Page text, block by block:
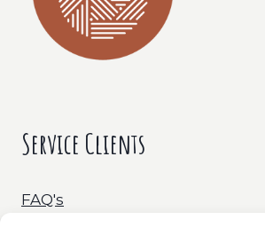
Service Clients
FAQ's